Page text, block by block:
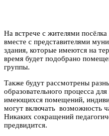
На встрече с жителями
вместе с представителями
здания, которые имеются на
время будет подобрано
группы.
Также будут рассмотрены
образовательного процесса
имеющихся помещений,
могут включать возможность
Никаких сокращений
предвидится.